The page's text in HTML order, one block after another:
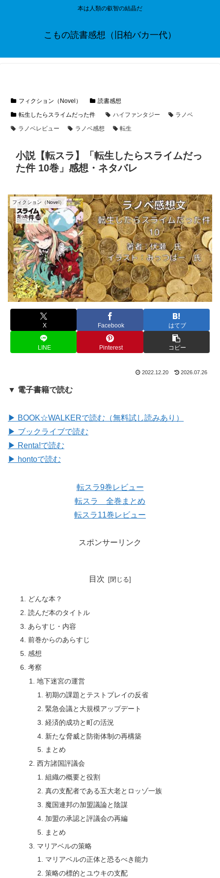
本は人類の叡智の結晶だ
こもの読書感想（旧柏バカ一代）
フィクション（Novel）
読書感想
転生したらスライムだった件
ハイファンタジー
ラノベ
ラノベレビュー
ラノベ感想 転生
小説【転スラ】「転生したらスライムだっ
た件 10巻」感想・ネタバレ
フィクション（Novel）
X Facebook はてブ
LINE Pinterest コピー
2022.12.20 2026.07.26
▼ 電子書籍で読む
▶ BOOK☆WALKERで読む（無料試し読みあり）
▶ ブックライブで読む
▶ Renta!で読む
▶ hontoで読む
転スラ9巻レビュー
転スラ 全巻まとめ
転スラ11巻レビュー
スポンサーリンク
目次
どんな本？
読んだ本のタイトル
あらすじ・内容
前巻からのあらすじ
感想
考察
地下迷宮の運営
初期の課題とテストプレイの反省
緊急会議と大規模アップデート
経済的成功と町の活況
新たな脅威と防衛体制の再構築
まとめ
西方諸国評議会
組織の概要と役割
真の支配者である五大老とロッゾ一族
魔国連邦の加盟議論と陰謀
加盟の承認と評議会の再編
まとめ
マリアベルの策略
マリアベルの正体と恐るべき能力
策略の標的とユウキの支配